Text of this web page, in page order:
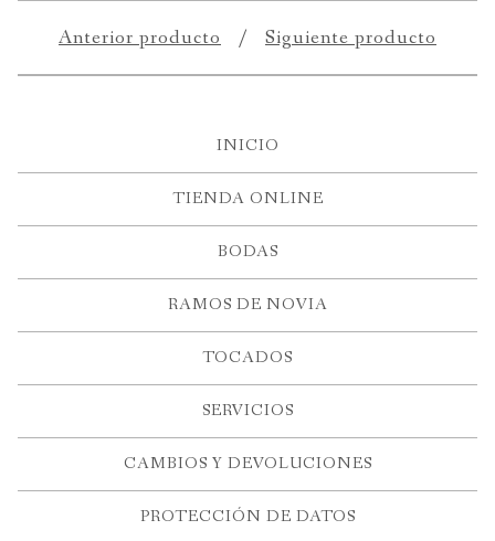
Anterior producto Siguiente producto
INICIO
TIENDA ONLINE
BODAS
RAMOS DE NOVIA
TOCADOS
SERVICIOS
CAMBIOS Y DEVOLUCIONES
PROTECCIÓN DE DATOS